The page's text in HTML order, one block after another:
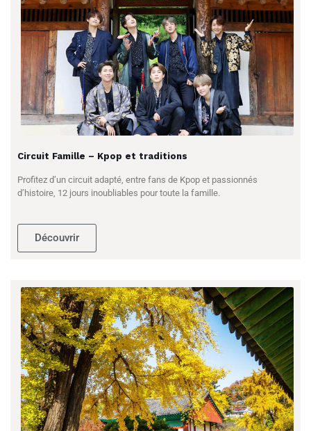
Circuit Famille – Kpop et traditions
Profitez d’un circuit adapté, entre fans de Kpop et passionnés
d’histoire, 12 jours inoubliables pour toute la famille.
Découvrir